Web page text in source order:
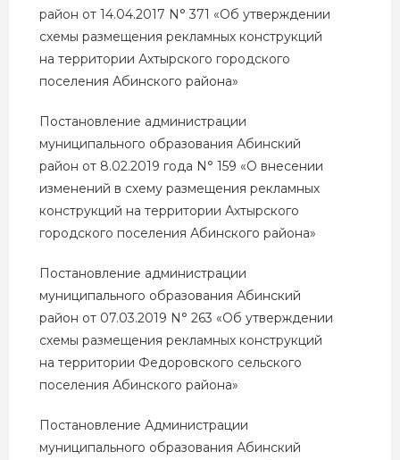
район от 14.04.2017 N° 371 «Об утверждении
схемы размещения рекламных конструкций
на территории Ахтырского городского
поселения Абинского района»
Постановление администрации
муниципального образования Абинский
район от 8.02.2019 года N° 159 «О внесении
изменений в схему размещения рекламных
конструкций на территории Ахтырского
городского поселения Абинского района»
Постановление администрации
муниципального образования Абинский
район от 07.03.2019 N° 263 «Об утверждении
схемы размещения рекламных конструкций
на территории Федоровского сельского
поселения Абинского района»
Постановление Администрации
муниципального образования Абинский